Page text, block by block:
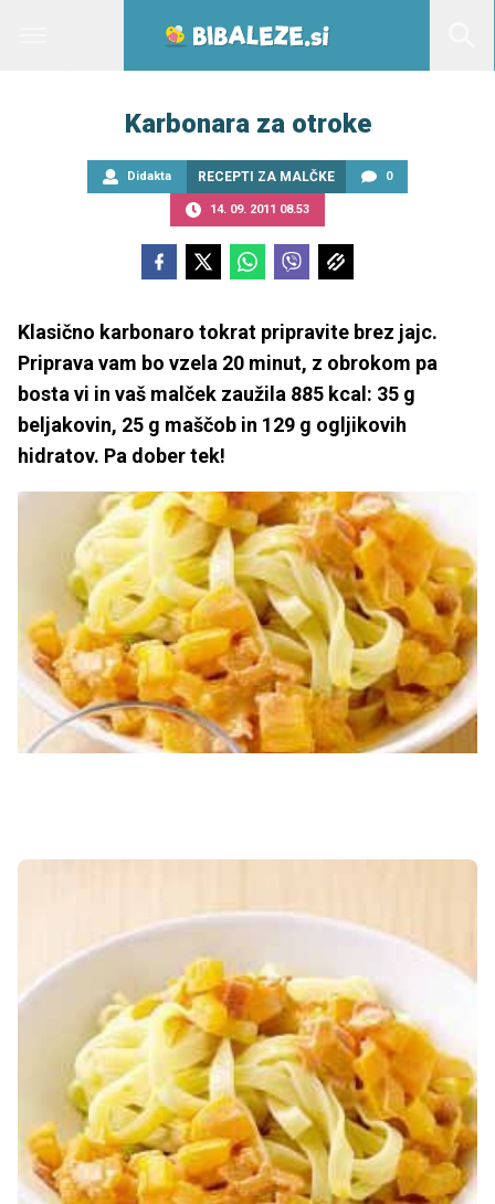
Karbonara za otroke
Didakta RECEPTI ZA MALČKE 0
14. 09. 2011 08.53
Klasično karbonaro tokrat pripravite brez jajc.
Priprava vam bo vzela 20 minut, z obrokom pa
bosta vi in vaš malček zaužila 885 kcal: 35 g
beljakovin, 25 g maščob in 129 g ogljikovih
hidratov. Pa dober tek!